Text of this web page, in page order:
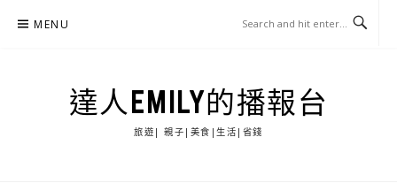
MENU
達人EMILY的播報台
旅遊| 親子|美食|生活|省錢